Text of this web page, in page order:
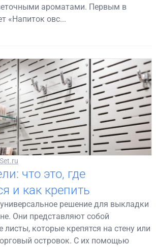
ароматами. Первым в
«Напиток овс...
что это, где
и как крепить
решение для выкладки
Они представляют собой
которые крепятся на стену или
островок. С их помощью